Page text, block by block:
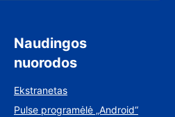
Naudingos
nuorodos
Ekstranetas
Pulse programėlė „Android“